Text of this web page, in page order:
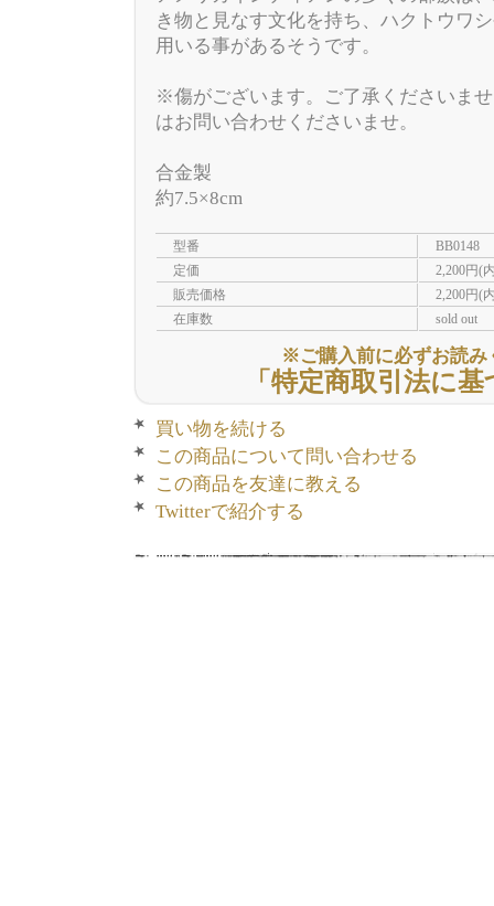
き物と見なす文化を持ち、ハクトウワ
用いる事があるそうです。
※傷がございます。ご了承くださいま
はお問い合わせくださいませ。
合金製
約7.5×8cm
型番
BB0148
定価
2,200円(
販売価格
2,200円(
在庫数
sold out
※ご購入前に必ずお読み
「特定商取引法に
買い物を続ける
この商品について問い合わせる
この商品を友達に教える
Twitterで紹介する